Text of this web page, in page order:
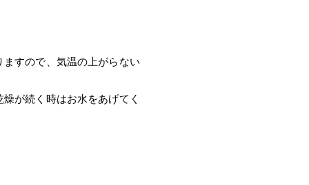
すので、気温の上がらない
が続く時はお水をあげてく